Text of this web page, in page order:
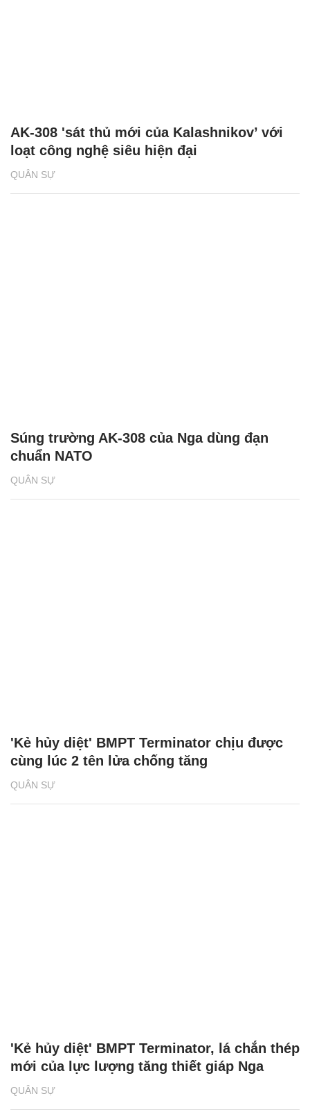
QUÂN SỰ
AK-308 'sát thủ mới của Kalashnikov’ với
loạt công nghệ siêu hiện đại
QUÂN SỰ
Súng trường AK-308 của Nga dùng đạn
chuẩn NATO
QUÂN SỰ
'Kẻ hủy diệt' BMPT Terminator chịu được
cùng lúc 2 tên lửa chống tăng
QUÂN SỰ
'Kẻ hủy diệt' BMPT Terminator, lá chắn thép
mới của lực lượng tăng thiết giáp Nga